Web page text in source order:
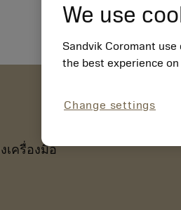
เครื่องมือ
We use
Sandvik Coromant
the best experience
Change settings